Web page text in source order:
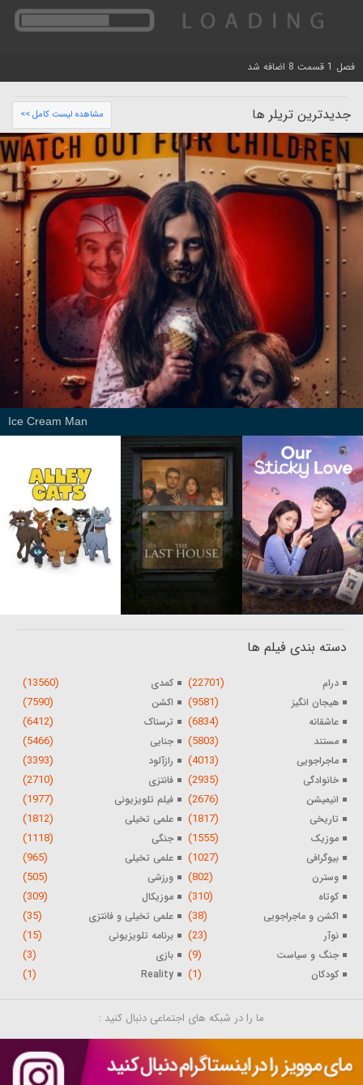
فصل 1 قسمت 8 اضافه شد
جدیدترین تریلر ها مشاهده لیست کامل >>
Ice Cream Man
دسته بندی فیلم ها
درام (22701) کمدی (13560)
هیجان انگیز (9581) اکشن (7590)
عاشقانه (6834) ترسناک (6412)
مستند (5803) جنایی (5466)
ماجراجویی (4013) رازآلود (3393)
خانوادگی (2935) فانتزی (2710)
انیمیشن (2676) فیلم تلویزیونی (1977)
تاریخی (1817) علمی تخیلی (1812)
موزیک (1555) جنگی (1118)
بیوگرافی (1027) علمی تخیلی (965)
وسترن (802) ورزشی (505)
کوتاه (310) موزیکال (309)
اکشن و ماجراجویی (38) علمی تخیلی و فانتزی (35)
نوآر (23) برنامه تلویزیونی (15)
جنگ و سیاست (9) بازی (3)
کودکان (1)
Reality
(1)
ما را در شبکه های اجتماعی دنبال کنید :